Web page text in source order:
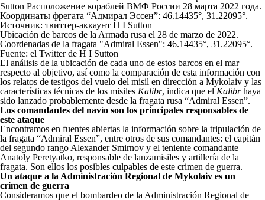
Ubicación de barcos de la Armada rusa el 28 de marzo de 2022.
Coordenadas de la fragata "Admiral Essen": 46.14435°, 31.22095°.
Fuente: el Twitter de H I Sutton
El análisis de la ubicación de cada uno de estos barcos en el mar
respecto al objetivo, así como la comparación de esta información con
los relatos de testigos del vuelo del misil en dirección a Mykolaiv y las
características técnicas de los misiles Kalibr, indica que el Kalibrhaya
sido lanzado probablemente desde la fragata rusa “Admiral Essen”.
Los comandantes del navío son los principales responsables de
este ataque
Encontramos en fuentes abiertas la información sobre la tripulación de
la fragata “Admiral Essen”, entre otros de sus comandantes: el capitán
del segundo rango Alexander Smirnov y el teniente comandante
Anatoly Peretyatko, responsable de lanzamisiles y artillería de la
fragata. Son ellos los posibles culpables de este crimen de guerra.
Un ataque a la Administración Regional de Mykolaiv es un
crimen de guerra
Consideramos que el bombardeo de la Administración Regional de